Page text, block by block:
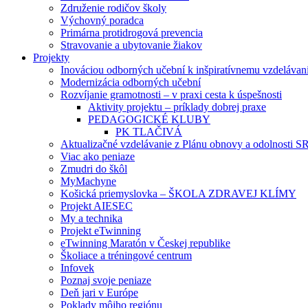
Združenie rodičov školy
Výchovný poradca
Primárna protidrogová prevencia
Stravovanie a ubytovanie žiakov
Projekty
Inováciou odborných učební k inšpiratívnemu
Modernizácia odborných učební
Rozvíjanie gramotnosti – v praxi cesta k úspešnosti
Aktivity projektu – príklady dobrej praxe
PEDAGOGICKÉ KLUBY
PK TLAČIVÁ
Aktualizačné vzdelávanie z Plánu obnovy a odolnosti
Viac ako peniaze
Zmudri do škôl
MyMachyne
Košická priemyslovka – ŠKOLA ZDRAVEJ KLÍMY
Projekt AIESEC
My a technika
Projekt eTwinning
eTwinning Maratón v Českej republike
Školiace a tréningové centrum
Infovek
Poznaj svoje peniaze
Deň jari v Európe
Poklady môjho regiónu